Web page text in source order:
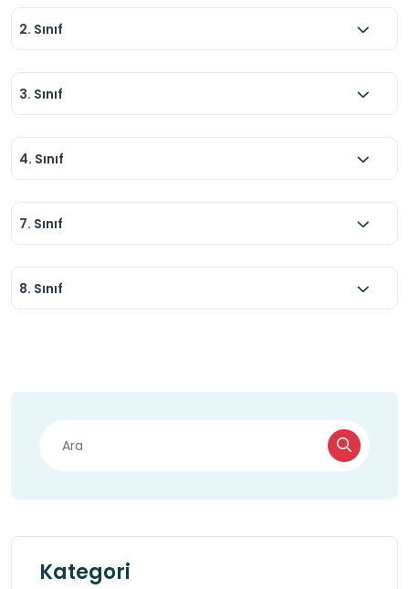
2. Sınıf
3. Sınıf
4. Sınıf
7. Sınıf
8. Sınıf
Kategori